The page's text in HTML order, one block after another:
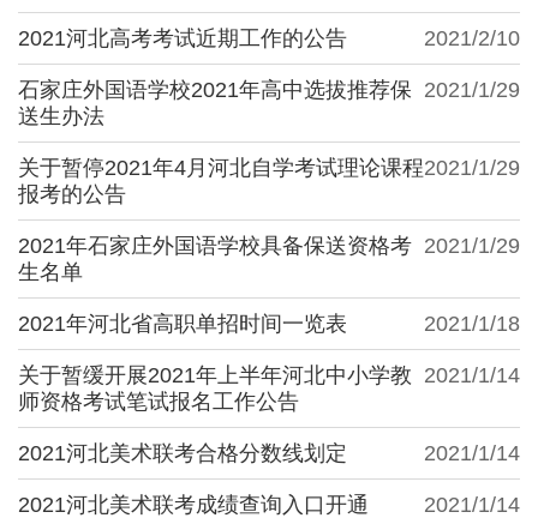
2021/2/10
2021河北高考考试近期工作的公告
2021/1/29
石家庄外国语学校2021年高中选拔推荐保
送生办法
2021/1/29
关于暂停2021年4月河北自学考试理论课程
报考的公告
2021/1/29
2021年石家庄外国语学校具备保送资格考
生名单
2021/1/18
2021年河北省高职单招时间一览表
2021/1/14
关于暂缓开展2021年上半年河北中小学教
师资格考试笔试报名工作公告
2021/1/14
2021河北美术联考合格分数线划定
2021/1/14
2021河北美术联考成绩查询入口开通